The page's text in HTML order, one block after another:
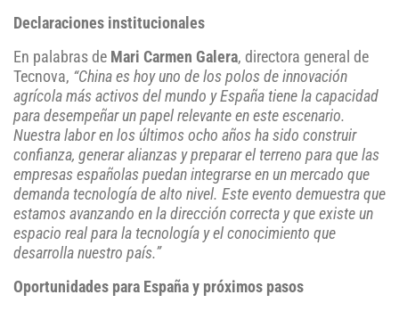
Declaraciones institucionales
En palabras de Mari Carmen Galera, directora general de
Tecnova, “China es hoy uno de los polos de innovación
agrícola más activos del mundo y España tiene la capacidad
para desempeñar un papel relevante en este escenario.
Nuestra labor en los últimos ocho años ha sido construir
confianza, generar alianzas y preparar el terreno para que las
empresas españolas puedan integrarse en un mercado que
demanda tecnología de alto nivel. Este evento demuestra que
estamos avanzando en la dirección correcta y que existe un
espacio real para la tecnología y el conocimiento que
desarrolla nuestro país.”
Oportunidades para España y próximos pasos